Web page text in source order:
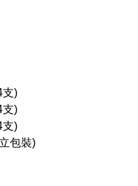
支)
支)
支)
包裝)